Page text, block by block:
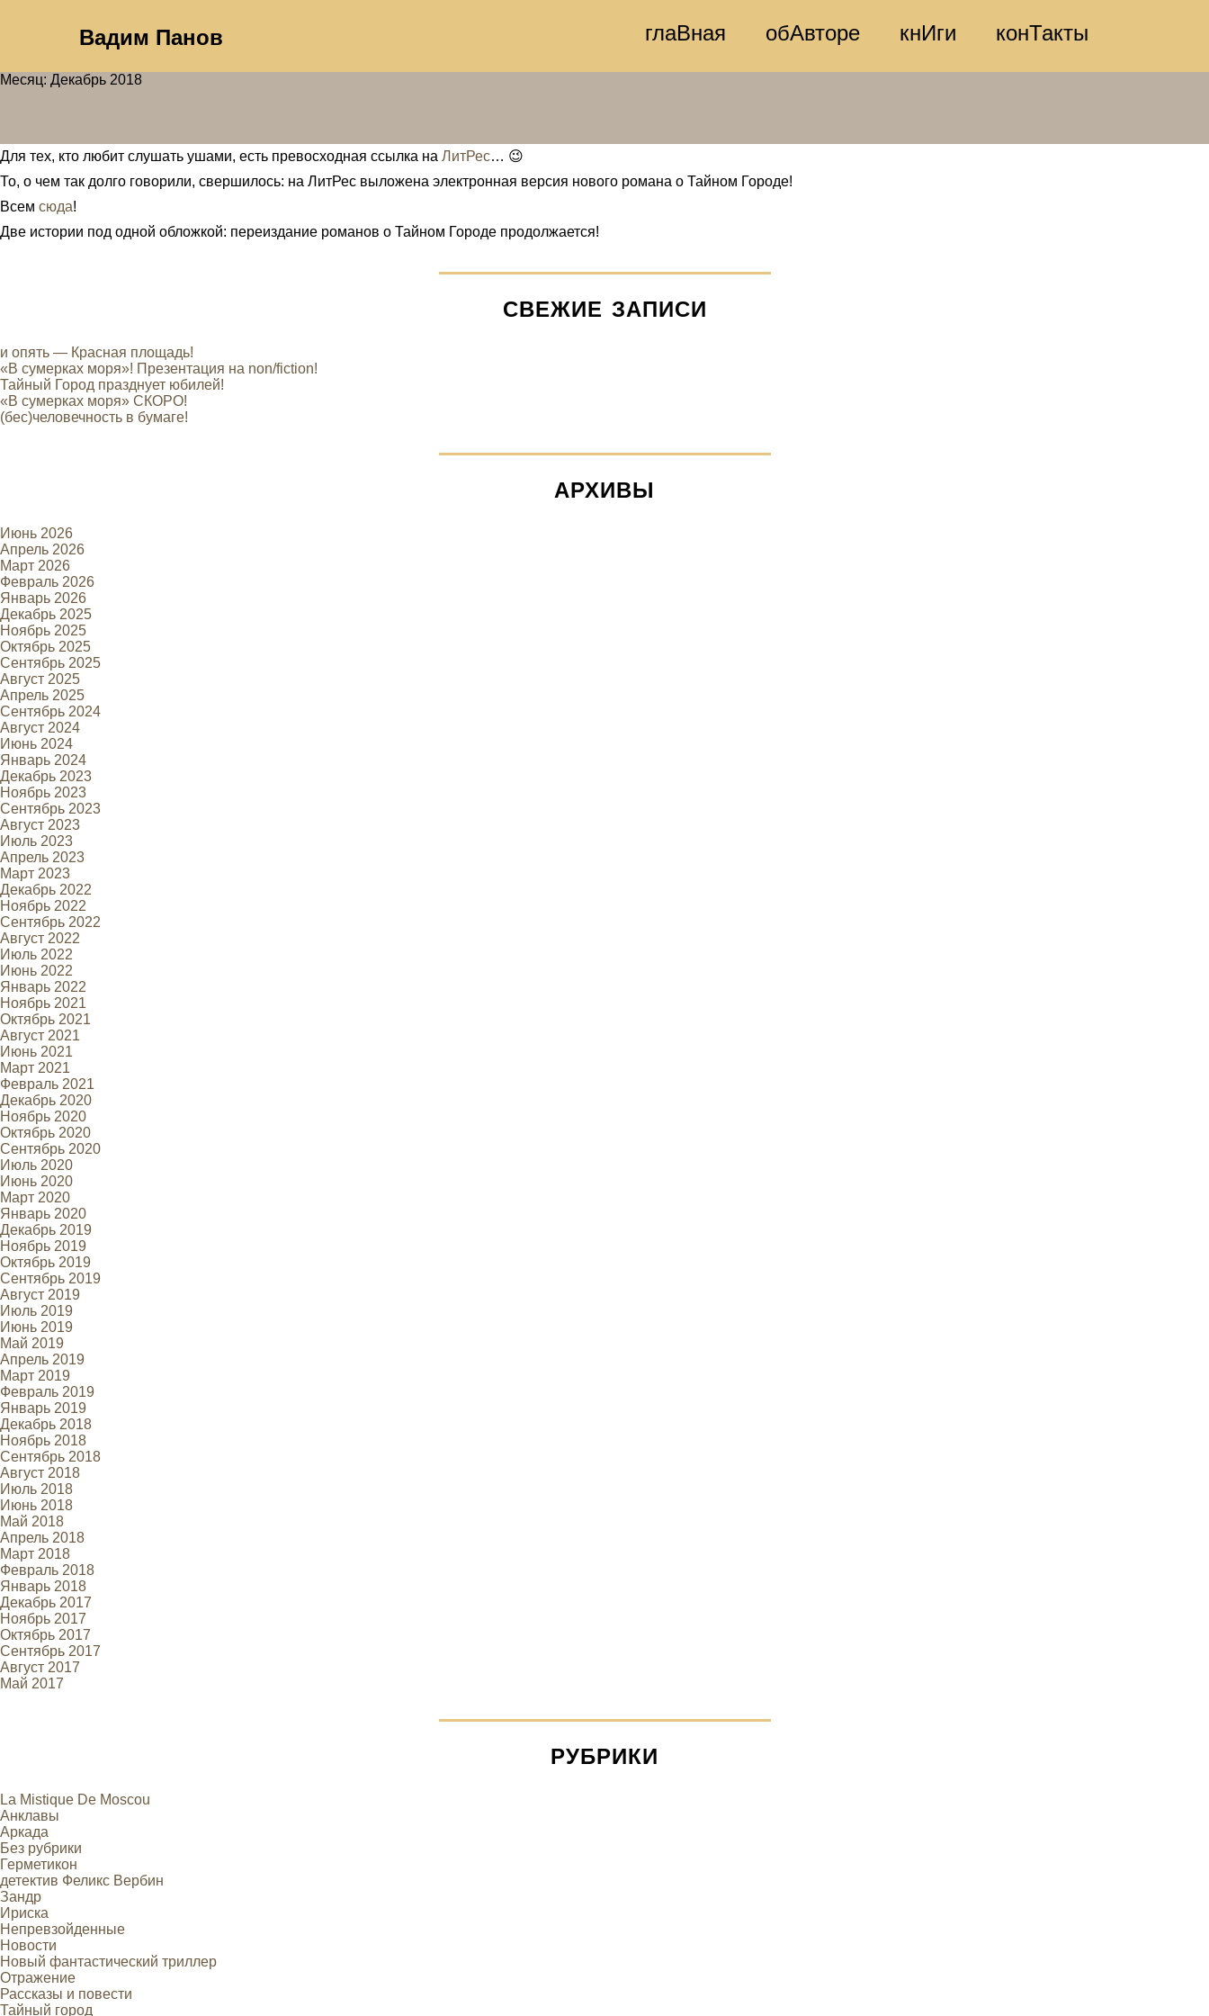
Вадим Панов глаВная обАвторе кнИги конТакты
Месяц: Декабрь 2018
Для тех, кто любит слушать ушами, есть превосходная ссылка на ЛитРес… 😉
То, о чем так долго говорили, свершилось: на ЛитРес выложена электронная версия нового романа о Тайном Городе!
Всем сюда!
Две истории под одной обложкой: переиздание романов о Тайном Городе продолжается!
СВЕЖИЕ ЗАПИСИ
и опять — Красная площадь!
«В сумерках моря»! Презентация на non/fiction!
Тайный Город празднует юбилей!
«В сумерках моря» СКОРО!
(бес)человечность в бумаге!
АРХИВЫ
Июнь 2026
Апрель 2026
Март 2026
Февраль 2026
Январь 2026
Декабрь 2025
Ноябрь 2025
Октябрь 2025
Сентябрь 2025
Август 2025
Апрель 2025
Сентябрь 2024
Август 2024
Июнь 2024
Январь 2024
Декабрь 2023
Ноябрь 2023
Сентябрь 2023
Август 2023
Июль 2023
Апрель 2023
Март 2023
Декабрь 2022
Ноябрь 2022
Сентябрь 2022
Август 2022
Июль 2022
Июнь 2022
Январь 2022
Ноябрь 2021
Октябрь 2021
Август 2021
Июнь 2021
Март 2021
Февраль 2021
Декабрь 2020
Ноябрь 2020
Октябрь 2020
Сентябрь 2020
Июль 2020
Июнь 2020
Март 2020
Январь 2020
Декабрь 2019
Ноябрь 2019
Октябрь 2019
Сентябрь 2019
Август 2019
Июль 2019
Июнь 2019
Май 2019
Апрель 2019
Март 2019
Февраль 2019
Январь 2019
Декабрь 2018
Ноябрь 2018
Сентябрь 2018
Август 2018
Июль 2018
Июнь 2018
Май 2018
Апрель 2018
Март 2018
Февраль 2018
Январь 2018
Декабрь 2017
Ноябрь 2017
Октябрь 2017
Сентябрь 2017
Август 2017
Май 2017
РУБРИКИ
La Mistique De Moscou
Анклавы
Аркада
Без рубрики
Герметикон
детектив Феликс Вербин
Зандр
Ириска
Непревзойденные
Новости
Новый фантастический триллер
Отражение
Рассказы и повести
Тайный город